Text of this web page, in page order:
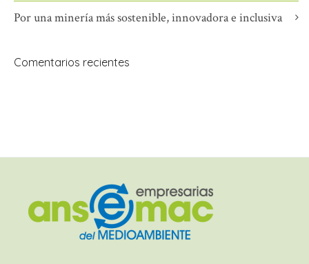
Por una minería más sostenible, innovadora e inclusiva
Comentarios recientes